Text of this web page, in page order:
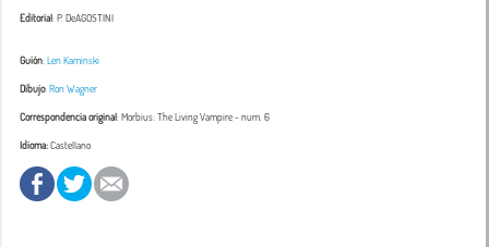
Editorial: P. DeAGOSTINI
Guión:Len Kaminski
Dibujo:Ron Wagner
Correspondencia original:Morbius: The Living Vampire- num. 6
Idioma:Castellano